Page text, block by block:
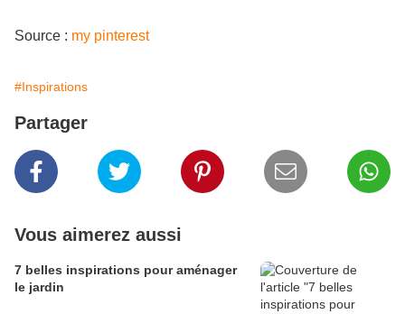
Source : my pinterest
#Inspirations
Partager
Vous aimerez aussi
7 belles inspirations pour aménager
le jardin